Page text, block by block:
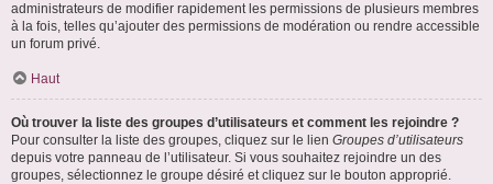
administrateurs de modifier rapidement les permissions de plusieurs membres
à la fois, telles qu’ajouter des permissions de modération ou rendre accessible
un forum privé.
Haut
Où trouver la liste des groupes d’utilisateurs et comment les rejoindre ?
Pour consulter la liste des groupes, cliquez sur le lien Groupes d’utilisateurs
depuis votre panneau de l’utilisateur. Si vous souhaitez rejoindre un des
groupes, sélectionnez le groupe désiré et cliquez sur le bouton approprié.